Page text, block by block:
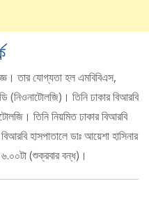
তার যোগ্যতা হল এমবিবিএস,
(নিওনাটোলজি)। তিনি ঢাকার বিআরবি
তিনি নিয়মিত ঢাকার বিআরবি
হাসপাতালে ডাঃ আয়েশা হাসিনার
(শুক্রবার বন্ধ)।